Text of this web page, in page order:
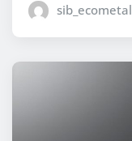
sib_ecometal